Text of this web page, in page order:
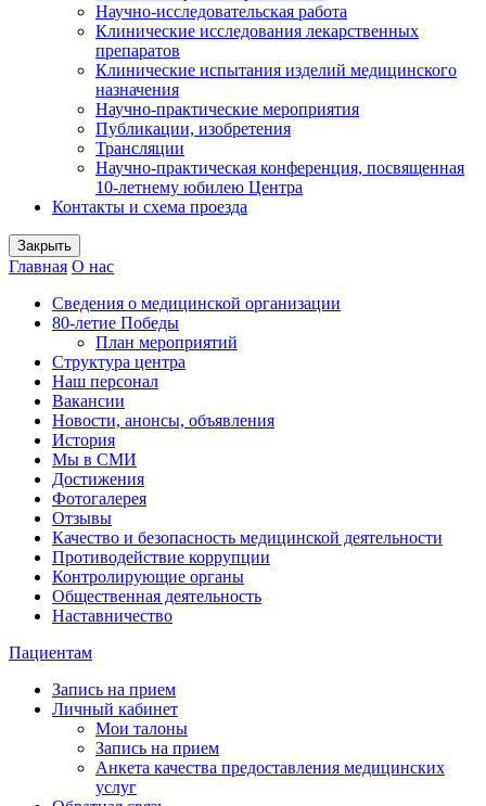
Научно-исследовательская работа
Клинические исследования лекарственных
препаратов
Клинические испытания изделий медицинского
назначения
Научно-практические мероприятия
Публикации, изобретения
Трансляции
Научно-практическая конференция, посвященная
10-летнему юбилею Центра
Контакты и схема проезда
Закрыть
Главная О нас
Сведения о медицинской организации
80-летие Победы
План мероприятий
Структура центра
Наш персонал
Вакансии
Новости, анонсы, объявления
История
Мы в СМИ
Достижения
Фотогалерея
Отзывы
Качество и безопасность медицинской деятельности
Противодействие коррупции
Контролирующие органы
Общественная деятельность
Наставничество
Пациентам
Запись на прием
Личный кабинет
Мои талоны
Запись на прием
Анкета качества предоставления медицинских
услуг